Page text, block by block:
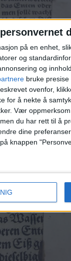
på en enhet,
og
og
bruke
ovenfor,
for å nekte å
Vær
du har rett til å
dine
knappen